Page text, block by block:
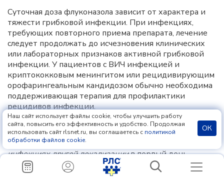
Суточная доза флуконазола зависит от характера и
тяжести грибковой инфекции. При инфекциях,
требующих повторного приема препарата, лечение
следует продолжать до исчезновения клинических
или лабораторных признаков активной грибковой
инфекции. У пациентов с ВИЧ инфекцией и
криптококковым менингитом или рецидивирующим
орофарингеальным кандидозом обычно необходима
поддерживающая терапия для профилактики
рецидивов инфекции.
Применение у взрослых
При криптококковом менингите и криптококковых
инфекциях другой локализациив первый день
обычно применяют препарат в дозе 400 мг, а затем
продолжают лечение в дозе 200–400 мг один раз в
Наш сайт использует файлы cookie, чтобы улучшить работу
сайта, повысить его эффективность и удобство. Продолжая
использовать сайт rlsnet.ru, вы соглашаетесь с политикой
обработки файлов cookie.
ОК